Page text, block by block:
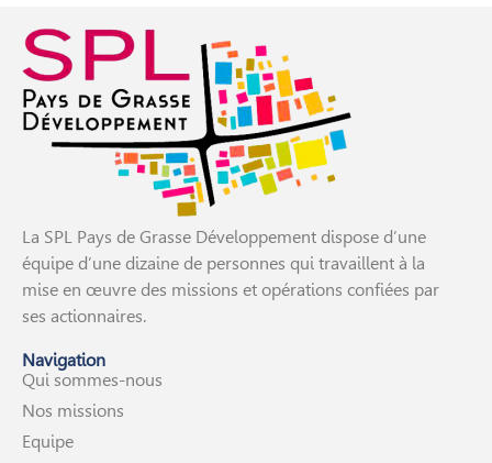
La SPL Pays de Grasse Développement dispose d’une
équipe d’une dizaine de personnes qui travaillent à la
mise en œuvre des missions et opérations confiées par
ses actionnaires.
Navigation
Qui sommes-nous
Nos missions
Equipe